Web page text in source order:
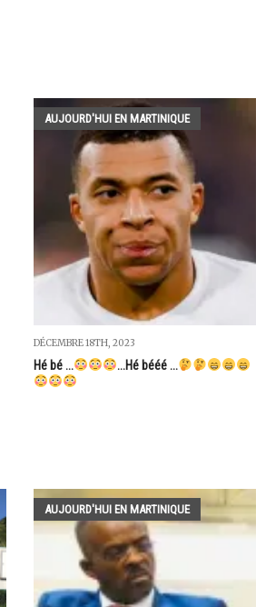
AUJOURD'HUI EN MARTINIQUE
DÉCEMBRE 18TH, 2023
Hé bé ... ...Hé bééé ...
AUJOURD'HUI EN MARTINIQUE